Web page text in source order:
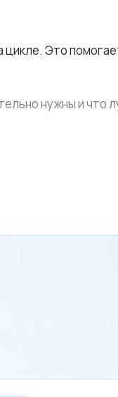
Это
нужны и что
Поэтому мы